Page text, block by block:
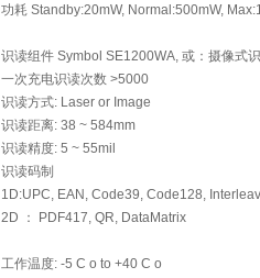
功耗 Standby:20mW, Normal:500mW,
识读组件 Symbol SE1200WA, 或：摄像式
一次充电识读次数 >5000
识读方式: Laser or Image
识读距离: 38 ~ 584mm
识读精度: 5 ~ 55mil
识读码制
1D:UPC, EAN, Code39, Code128,
2D ： PDF417, QR, DataMatrix
工作温度: -5 C o to +40 C o